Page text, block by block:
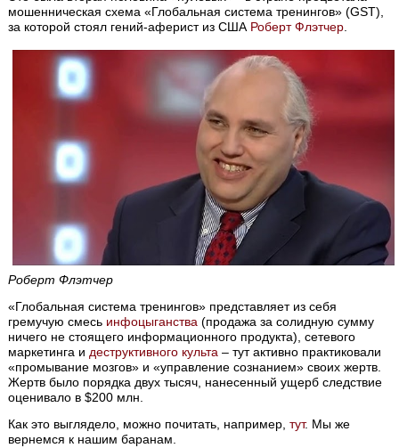
мошенническая схема «Глобальная система тренингов» (GST),
за которой стоял гений-аферист из США Роберт Флэтчер
Роберт Флэтчер
«Глобальная система тренингов» представляет из себя
гремучую смесь инфоцыганства (продажа за солидную сумму
ничего не стоящего информационного продукта), сетевого
маркетинга и деструктивного культа – тут активно практиковали
«промывание мозгов» и «управление сознанием» своих жертв.
Жертв было порядка двух тысяч, нанесенный ущерб следствие
оценивало в $200 млн.
Как это выглядело, можно почитать, например,тут. Мы же
вернемся к нашим баранам.